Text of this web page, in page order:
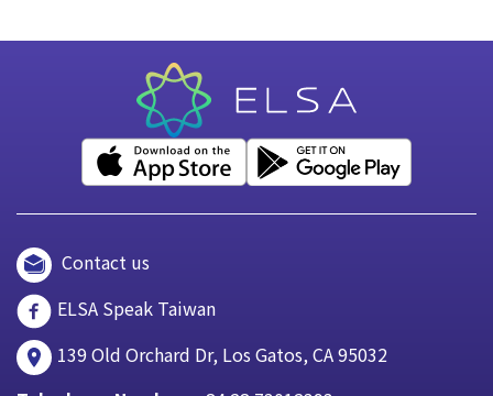
Contact us
ELSA Speak Taiwan
139 Old Orchard Dr, Los Gatos, CA 95032